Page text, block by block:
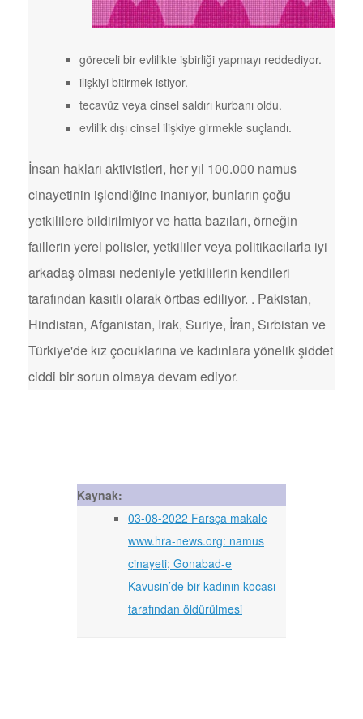
göreceli bir evlilikte işbirliği yapmayı reddediyor.
ilişkiyi bitirmek istiyor.
tecavüz veya cinsel saldırı kurbanı oldu.
evlilik dışı cinsel ilişkiye girmekle suçlandı.
İnsan hakları aktivistleri, her yıl 100.000 namus
cinayetinin işlendiğine inanıyor, bunların çoğu
yetkililere bildirilmiyor ve hatta bazıları, örneğin
faillerin yerel polisler, yetkililer veya politikacılarla iyi
arkadaş olması nedeniyle yetkililerin kendileri
tarafından kasıtlı olarak örtbas ediliyor. . Pakistan,
Hindistan, Afganistan, Irak, Suriye, İran, Sırbistan ve
Türkiye'de kız çocuklarına ve kadınlara yönelik şiddet
ciddi bir sorun olmaya devam ediyor.
Kaynak:
03-08-2022 Farsça makale
www.hra-news.org: namus
cinayeti; Gonabad-e
Kavusin’de bir kadının kocası
tarafından öldürülmesi